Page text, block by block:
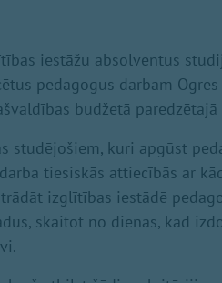
iestāžu absolventus
pedagogus darbam Ogres
budžetā paredzētajā
studējošiem, kuri apgūst
tiesiskās attiecībās ar
izglītības iestādē
skaitot no dienas, kad